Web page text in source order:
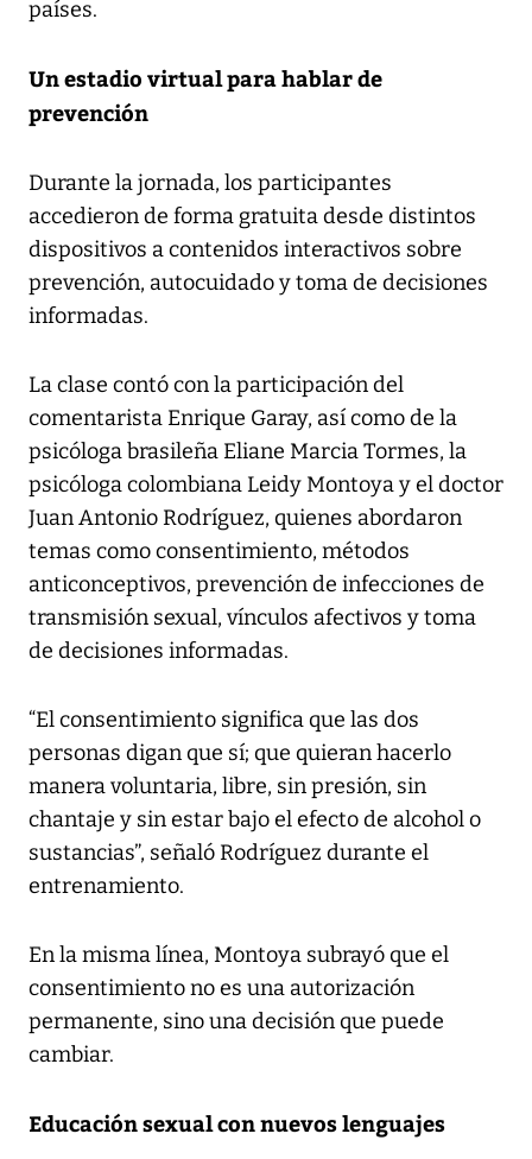
países.
Un estadio virtual para hablar de
prevención
Durante la jornada, los participantes
accedieron de forma gratuita desde distintos
dispositivos a contenidos interactivos sobre
prevención, autocuidado y toma de decisiones
informadas.
La clase contó con la participación del
comentarista Enrique Garay, así como de la
psicóloga brasileña Eliane Marcia Tormes, la
psicóloga colombiana Leidy Montoya y el doctor
Juan Antonio Rodríguez, quienes abordaron
temas como consentimiento, métodos
anticonceptivos, prevención de infecciones de
transmisión sexual, vínculos afectivos y toma
de decisiones informadas.
“El consentimiento significa que las dos
personas digan que sí; que quieran hacerlo
manera voluntaria, libre, sin presión, sin
chantaje y sin estar bajo el efecto de alcohol o
sustancias”, señaló Rodríguez durante el
entrenamiento.
En la misma línea, Montoya subrayó que el
consentimiento no es una autorización
permanente, sino una decisión que puede
cambiar.
Educación sexual con nuevos lenguajes